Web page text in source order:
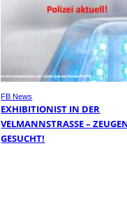
FB News
EXHIBITIONIST IN DER
VELMANNSTRASSE – ZEUGEN
ESUCHT!